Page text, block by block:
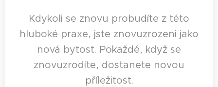
Kdykoli se znovu probudíte z této
hluboké praxe, jste znovuzrozeni jako
nová bytost. Pokaždé, když se
znovuzrodíte, dostanete novou
příležitost.